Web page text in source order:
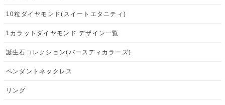
10粒ダイヤモンド(スイートエタニティ)
1カラットダイヤモンド デザイン一覧
誕生石コレクション(バースディカラーズ)
ペンダントネックレス
リング